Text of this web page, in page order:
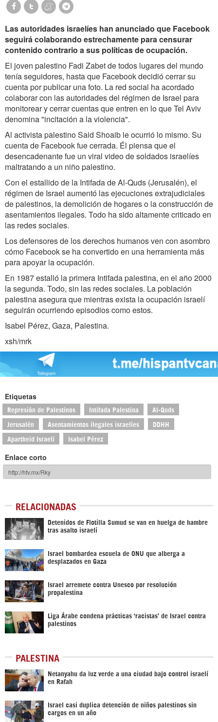
Las autoridades israelíes han anunciado que Facebook
seguirá colaborando estrechamente para censurar
contenido contrario a sus políticas de ocupación.
El joven palestino Fadi Zabet de todos lugares del mundo
tenía seguidores, hasta que Facebook decidió cerrar su
cuenta por publicar una foto. La red social ha acordado
colaborar con las autoridades del régimen de Israel para
monitorear y cerrar cuentas que entren en lo que Tel Aviv
denomina "incitación a la violencia".
Al activista palestino Said Shoaib le ocurrió lo mismo. Su
cuenta de Facebook fue cerrada. Él piensa que el
desencadenante fue un viral video de soldados israelíes
maltratando a un niño palestino.
Con el estallido de la Intifada de Al-Quds (Jerusalén), el
régimen de Israel aumentó las ejecuciones extrajudiciales
de palestinos, la demolición de hogares o la construcción de
asentamientos ilegales. Todo ha sido altamente criticado en
las redes sociales.
Los defensores de los derechos humanos ven con asombro
cómo Facebook se ha convertido en una herramienta más
para apoyar la ocupación.
En 1987 estalló la primera Intifada palestina, en el año 2000
la segunda. Todo, sin las redes sociales. La población
palestina asegura que mientras exista la ocupación israelí
seguirán ocurriendo episodios como estos.
Isabel Pérez, Gaza, Palestina.
xsh/mrk
Etiquetas
Represión de Palestinos Intifada Palestina Al-Quds
Jerusalén Asentamientos ilegales israelíes DDHH
Apartheid Israelí Isabel Pérez
Enlace corto
RELACIONADAS
Detenidos de Flotilla Sumud se van en huelga de hambre
tras asalto israelí
Israel bombardea escuela de ONU que alberga a
desplazados en Gaza
Israel arremete contra Unesco por resolución
propalestina
Liga Árabe condena prácticas ‘racistas’ de Israel contra
palestinos
PALESTINA
Netanyahu da luz verde a una ciudad bajo control israelí
en Rafah
Israel casi duplica detención de niños palestinos sin
cargos en un año